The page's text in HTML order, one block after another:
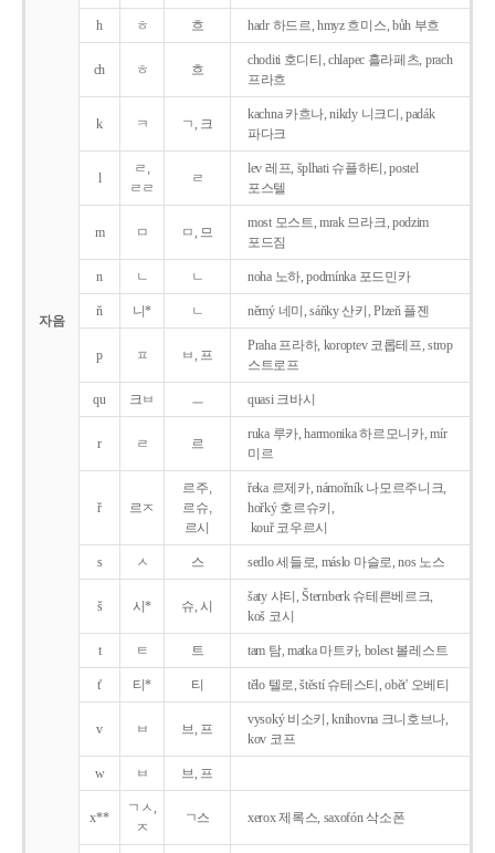
자음
h ㅎ 흐 hadr 하드르, hmyz 흐미스, bůh 부흐
ch ㅎ 흐
choditi 호디티, chlapec 흘라페츠, prach
프라흐
k ㅋ ㄱ, 크
kachna 카흐나, nikdy 니크디, padák
파다크
l
ㄹ,
ㄹㄹ
ㄹ
lev 레프, šplhati 슈플하티, postel
포스텔
m ㅁ ㅁ, 므
most 모스트, mrak 므라크, podzim
포드짐
n ㄴ ㄴ noha 노하, podmínka 포드민카
ň 니* ㄴ němý 네미, sáňky 산키, Plzeň 플젠
p ㅍ ㅂ, 프
Praha 프라하, koroptev 코롭테프, strop
스트로프
qu 크ㅂ ㅡ quasi 크바시
r ㄹ 르
ruka 루카, harmonika 하르모니카, mír
미르
ř 르ㅈ
르주,
르슈,
르시
řeka 르제카, námořník 나모르주니크,
hořký 호르슈키,
kouř 코우르시
s ㅅ 스 sedlo 세들로, máslo 마슬로, nos 노스
š 시* 슈, 시
šaty 샤티, Šternberk 슈테른베르크,
koš 코시
t ㅌ 트 tam 탐, matka 마트카, bolest 볼레스트
t' 티* 티 tělo 텔로, štěstí 슈테스티, obět' 오베티
v ㅂ 브, 프
vysoký 비소키, knihovna 크니호브나,
kov 코프
w ㅂ 브, 프
x**
ㄱㅅ,
ㅈ
ㄱ스 xerox 제록스, saxofón 삭소폰